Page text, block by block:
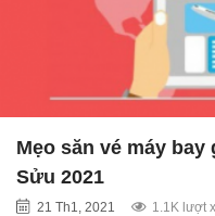
Mẹo săn vé máy
Sửu 2021
21 Th1, 2021 1.1K lượt